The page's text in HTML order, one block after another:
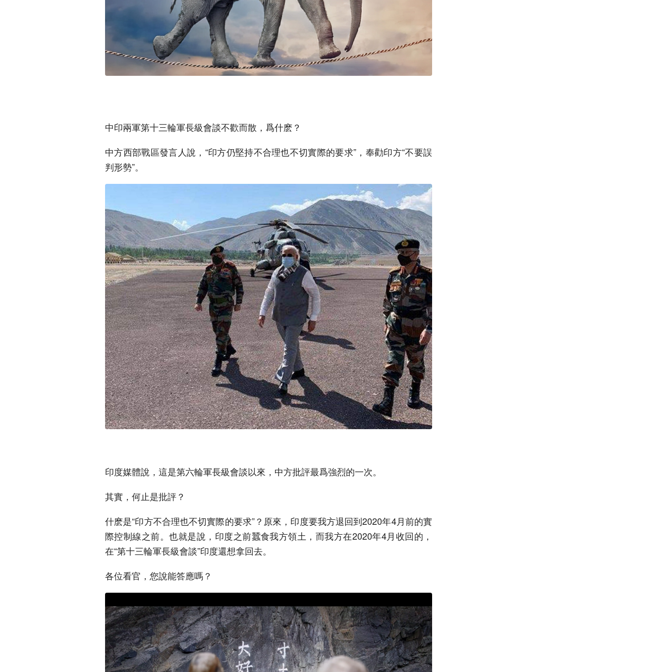
中印兩軍第十三輪軍長級會談不歡而散，爲什麽？
中方西部戰區發言人說，“印方仍堅持不合理也不切實際的要求”，奉勸印方“不要誤
判形勢”。
印度媒體說，這是第六輪軍長級會談以來，中方批評最爲強烈的一次。
其實，何止是批評？
什麽是“印方不合理也不切實際的要求”？原來，印度要我方退回到2020年4月前的實
際控制線之前。也就是說，印度之前蠶食我方領土，而我方在2020年4月收回的，
在“第十三輪軍長級會談”印度還想拿回去。
各位看官，您說能答應嗎？